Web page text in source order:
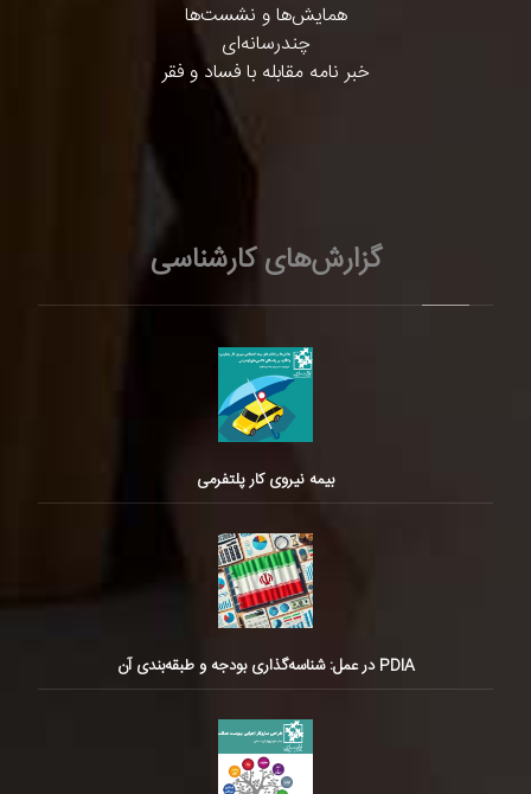
همایش‌ها و نشست‌ها
چندرسانه‌ای
خبر نامه مقابله با فساد و فقر
گزارش‌های کارشناسی
بیمه نیروی کار پلتفرمی
PDIA در عمل: شناسه‌گذاری بودجه و طبقه‌بندی آن